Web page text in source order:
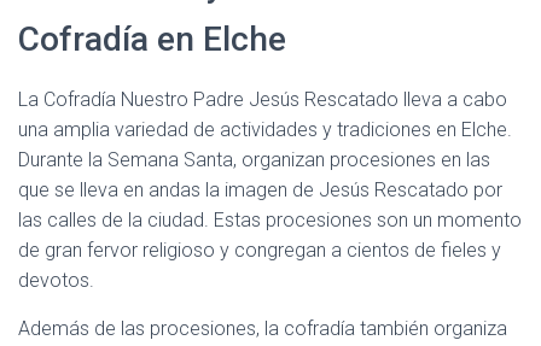
Cofradía en Elche
La Cofradía Nuestro Padre Jesús Rescatado lleva a cabo
una amplia variedad de actividades y tradiciones en Elche.
Durante la Semana Santa, organizan procesiones en las
que se lleva en andas la imagen de Jesús Rescatado por
las calles de la ciudad. Estas procesiones son un momento
de gran fervor religioso y congregan a cientos de fieles y
devotos.
Además de las procesiones, la cofradía también organiza